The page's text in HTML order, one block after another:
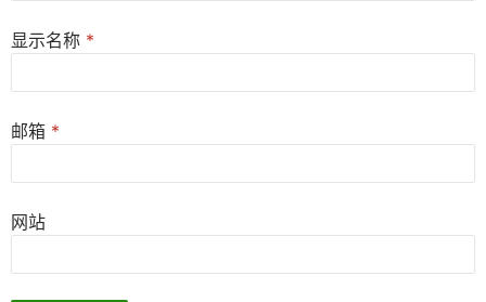
显示名称 *
邮箱 *
网站